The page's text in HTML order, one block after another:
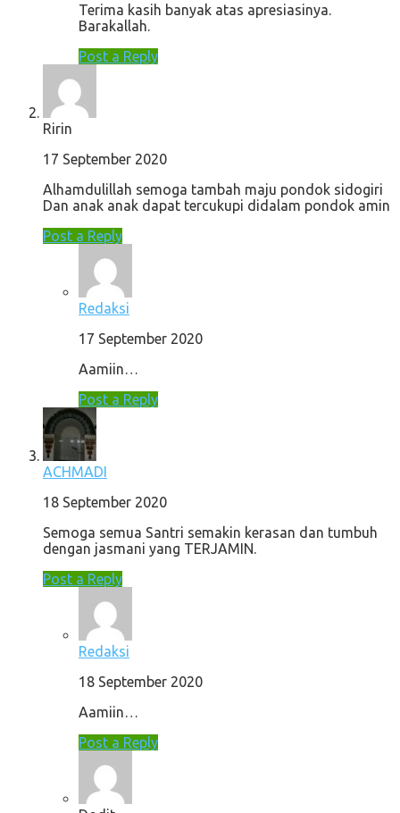
Terima kasih banyak atas apresiasinya.
Barakallah.
Post a Reply
Ririn
17 September 2020
Alhamdulillah semoga tambah maju pondok sidogiri
Dan anak anak dapat tercukupi didalam pondok amin
Post a Reply
Redaksi
17 September 2020
Aamiin…
Post a Reply
ACHMADI
18 September 2020
Semoga semua Santri semakin kerasan dan tumbuh
dengan jasmani yang TERJAMIN.
Post a Reply
Redaksi
18 September 2020
Aamiin…
Post a Reply